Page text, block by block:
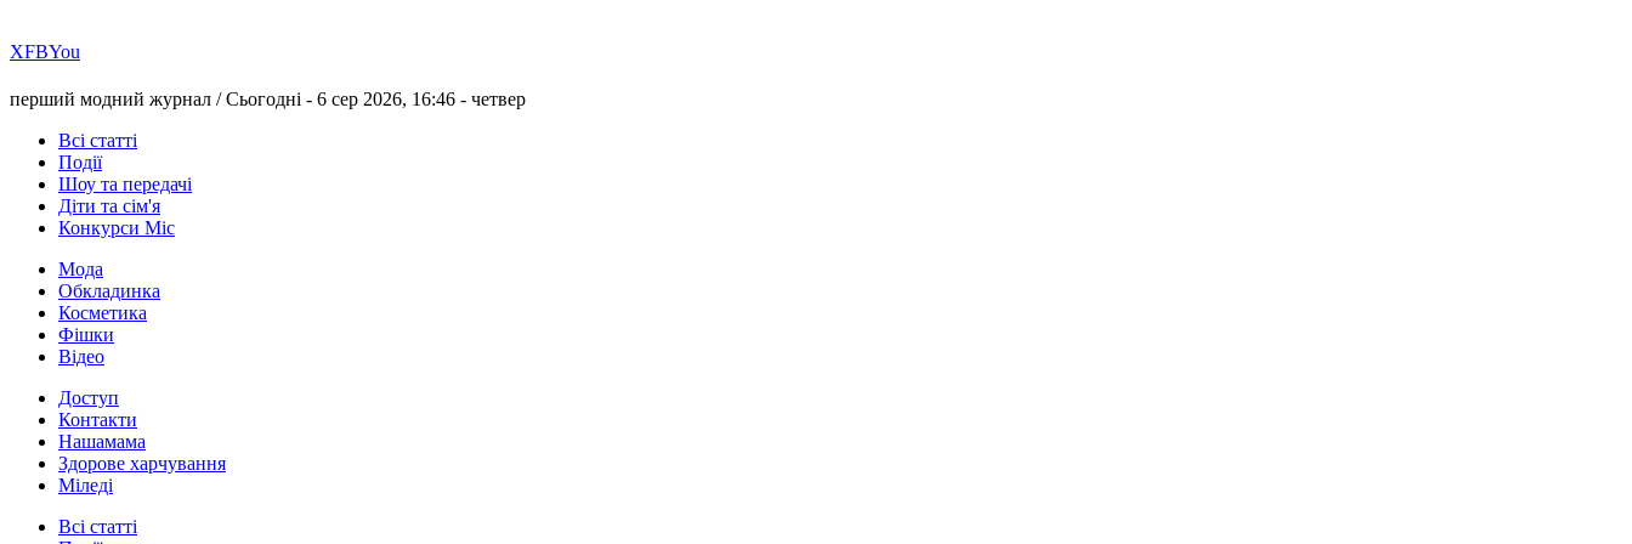
ХFBYou
перший модний журнал /Сьогодні - 6 сер 2026, 16:46 - четвер
Всі статті
Події
Шоу та передачі
Діти та сім'я
Конкурси Міс
Мода
Обкладинка
Косметика
Фішки
Відео
Доступ
Контакти
Нашамама
Здорове харчування
Міледі
Всі статті